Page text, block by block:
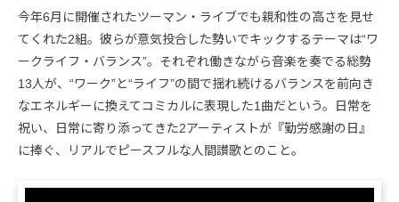
今年6月に開催されたツーマン・ライブでも親和性の高さを見せ
てくれた2組。彼らが意気投合した勢いでキックするテーマは“ワ
ークライフ・バランス”。それぞれ働きながら音楽を奏でる総勢
13人が、“ワーク”と“ライフ”の間で揺れ続けるバランスを前向き
なエネルギーに換えてコミカルに表現した1曲だという。日常を
祝い、日常に寄り添ってきた2アーティストが『勤労感謝の日』
に捧ぐ、リアルでピースフルな人間讃歌とのこと。